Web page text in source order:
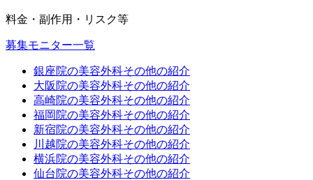
料金・副作用・リスク等
募集モニター一覧
銀座院の美容外科その他の紹介
大阪院の美容外科その他の紹介
高崎院の美容外科その他の紹介
福岡院の美容外科その他の紹介
新宿院の美容外科その他の紹介
川越院の美容外科その他の紹介
横浜院の美容外科その他の紹介
仙台院の美容外科その他の紹介